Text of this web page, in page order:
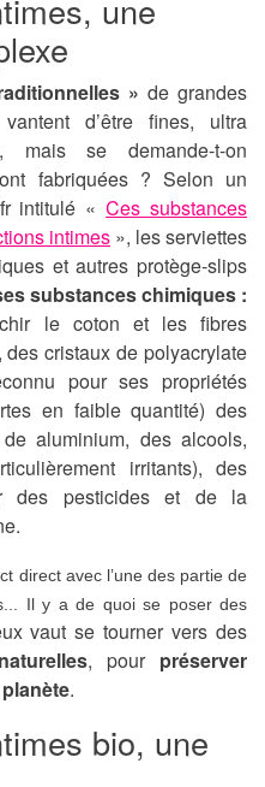
une
» de grandes
d’être fines, ultra
mais se demande-t-on
fabriquées ? Selon un
intitulé «Ces substances
intimes », les serviettes
et autres protège-slips
substances chimiques :
le coton et les fibres
cristaux de polyacrylate
pour ses propriétés
en faible quantité) des
aluminium, des alcools,
irritants), des
des pesticides et de la
direct avec l’une des partie de
Il y a de quoi se poser des
vaut se tourner vers des
, pourpréserver
.
bio, une